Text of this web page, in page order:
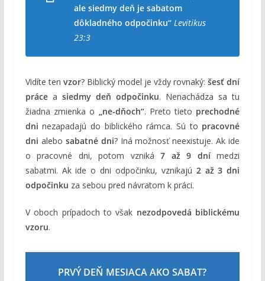
ale siedmy deň je sabatom
dôkladného odpočinku“ Levitikus
23:3
Vidíte ten vzor? Biblický model je vždy rovnaký:šesť dní
prácea siedmy deň odpočinku. Nenachádza sa tu
žiadna zmienka o „ne-dňoch“. Preto tieto prechodné
dni nezapadajú do biblického rámca. Sú to pracovné
dni alebo sabatné dni? Iná možnosť neexistuje. Ak ide
o pracovné dni, potom vzniká7 až 9 dnímedzi
sabatmi. Ak ide o dni odpočinku, vznikajú 2 až 3 dni
odpočinku za sebou pred návratom k práci.
V oboch prípadoch to však nezodpovedá biblickému
vzoru.
PRVÝ DEŇ MESIACA AKO SABAT?